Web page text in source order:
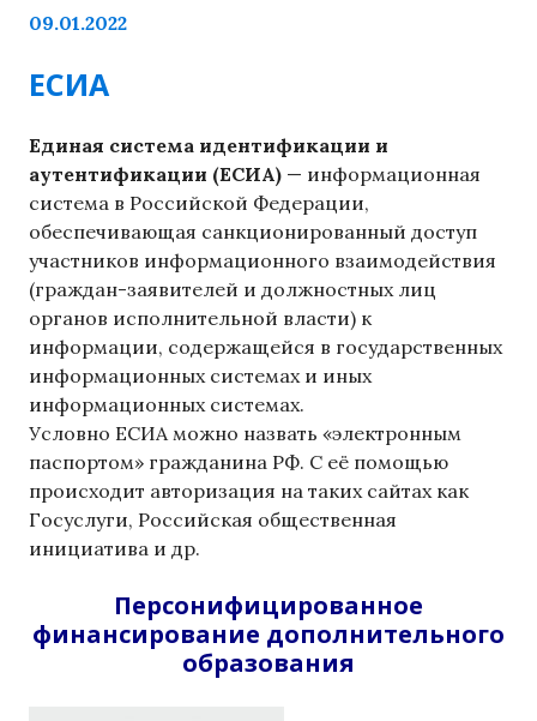
09.01.2022
ЕСИА
Единая система идентификации и
аутентификации (ЕСИА) — информационная
система в Российской Федерации,
обеспечивающая санкционированный доступ
участников информационного взаимодействия
(граждан-заявителей и должностных лиц
органов исполнительной власти) к
информации, содержащейся в государственных
информационных системах и иных
информационных системах.
Условно ЕСИА можно назвать «электронным
паспортом» гражданина РФ. С её помощью
происходит авторизация на таких сайтах как
Госуслуги, Российская общественная
инициатива и др.
Персонифицированное
финансирование дополнительного
образования